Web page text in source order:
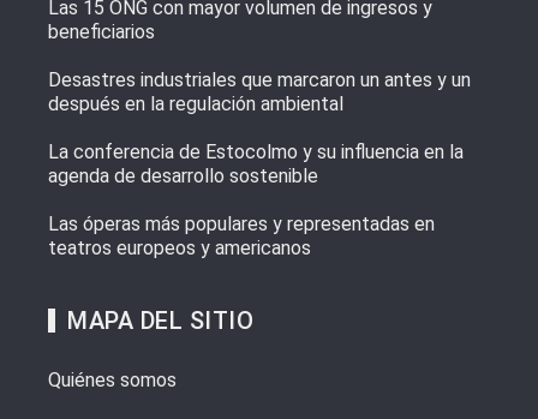
Las 15 ONG con mayor volumen de ingresos y
beneficiarios
Desastres industriales que marcaron un antes y un
después en la regulación ambiental
La conferencia de Estocolmo y su influencia en la
agenda de desarrollo sostenible
Las óperas más populares y representadas en
teatros europeos y americanos
MAPA DEL SITIO
Quiénes somos